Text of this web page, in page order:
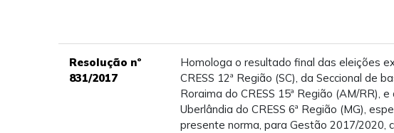
Resolução nº
831/2017
Homologa o resultado final das eleições
CRESS 12ª Região (SC), da Seccional de
Roraima do CRESS 15ª Região (AM/RR), e
Uberlândia do CRESS 6ª Região (MG),
presente norma, para Gestão 2017/2020,